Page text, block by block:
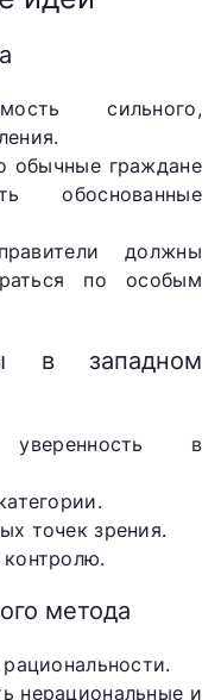
сильного,
обычные граждане
обоснованные
должны
по особым
в западном
в
точек зрения.
метода
нерациональные и